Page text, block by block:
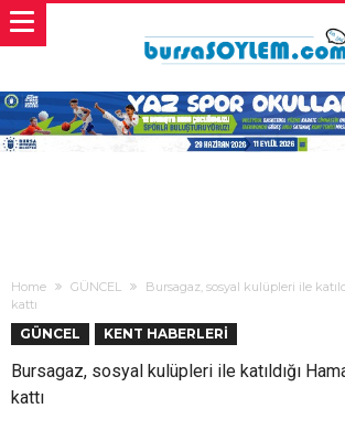
Home GÜNCEL
Bursagaz, sosyal kulüpleri ile
kattı
GÜNCEL KENT HABERLERİ
Bursagaz, sosyal kulüpleri ile katıldığı
kattı